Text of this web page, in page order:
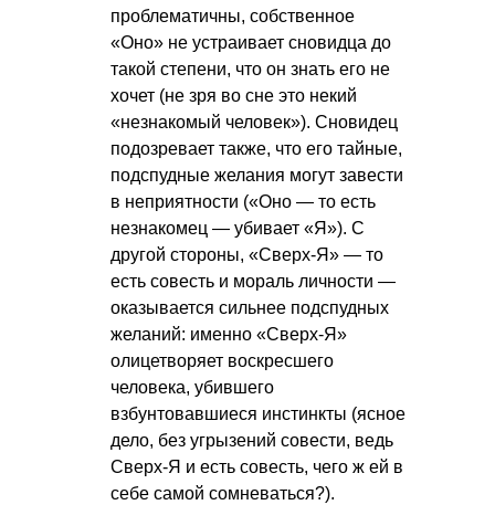
проблематичны, собственное
«Оно» не устраивает сновидца до
такой степени, что он знать его не
хочет (не зря во сне это некий
«незнакомый человек»). Сновидец
подозревает также, что его тайные,
подспудные желания могут завести
в неприятности («Оно — то есть
незнакомец — убивает «Я»). С
другой стороны, «Сверх-Я» — то
есть совесть и мораль личности —
оказывается сильнее подспудных
желаний: именно «Сверх-Я»
олицетворяет воскресшего
человека, убившего
взбунтовавшиеся инстинкты (ясное
дело, без угрызений совести, ведь
Сверх-Я и есть совесть, чего ж ей в
себе самой сомневаться?).